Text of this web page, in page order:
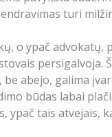
turi
o ypač
abejo, galima
būdas labai
ypač tais atvejais,